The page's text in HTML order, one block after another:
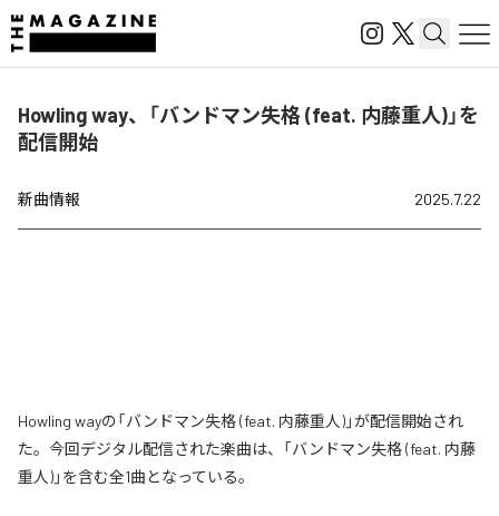
Howling way、「バンドマン失格 (feat. 内藤重人)」を
配信開始
新曲情報 2025.7.22
Howling wayの「バンドマン失格 (feat. 内藤重人)」が配信開始され
た。今回デジタル配信された楽曲は、「バンドマン失格 (feat. 内藤
重人)」を含む全1曲となっている。